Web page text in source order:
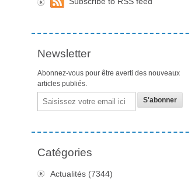
Newsletter
Abonnez-vous pour être averti des nouveaux
articles publiés.
Email
Catégories
Actualités (7344)